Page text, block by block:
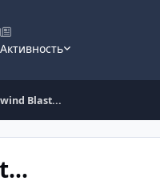
Активность
Blast...